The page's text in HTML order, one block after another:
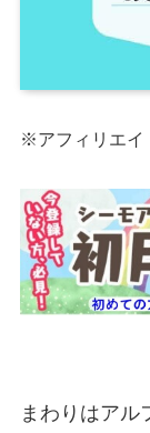
※アフィリエイ
まわりはア